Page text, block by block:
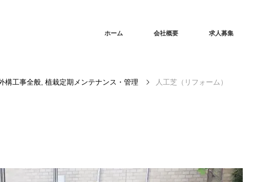
ホーム 会社概要 求人募集
構工事全般 植栽定期メンテナンス・管理 人工芝（リフォーム）